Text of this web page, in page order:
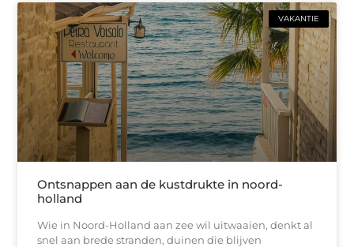
VAKANTIE
Ontsnappen aan de kustdrukte in noord-
holland
Wie in Noord-Holland aan zee wil uitwaaien, denkt al
snel aan brede stranden, duinen die blijven